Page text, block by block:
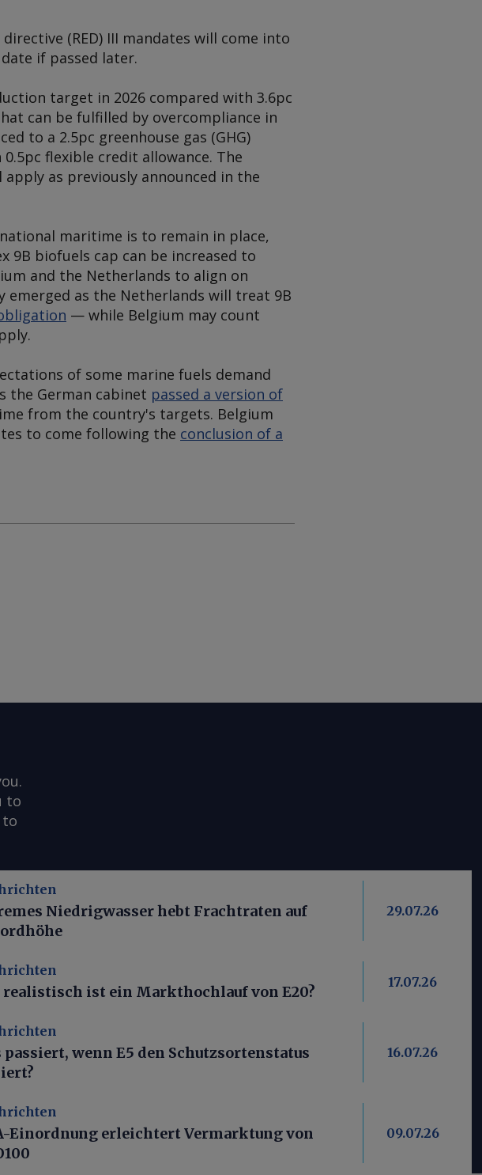
(RED) III mandates will come into
if passed later.
target in 2026 compared with 3.6pc
can be fulfilled by overcompliance in
to a 2.5pc greenhouse gas (GHG)
flexible credit allowance. The
as previously announced in the
maritime is to remain in place,
9B biofuels cap can be increased to
and the Netherlands to align on
emerged as the Netherlands will treat 9B
— while Belgium may count
of some marine fuels demand
the German cabinet passed a version of
from the country's targets. Belgium
to come following the conclusion of a
to
to
Niedrigwasser hebt Frachtraten auf
29.07.26
realistisch ist ein Markthochlauf von E20?
17.07.26
passiert, wenn E5 den Schutzsortenstatus
16.07.26
Einordnung erleichtert Vermarktung von
09.07.26